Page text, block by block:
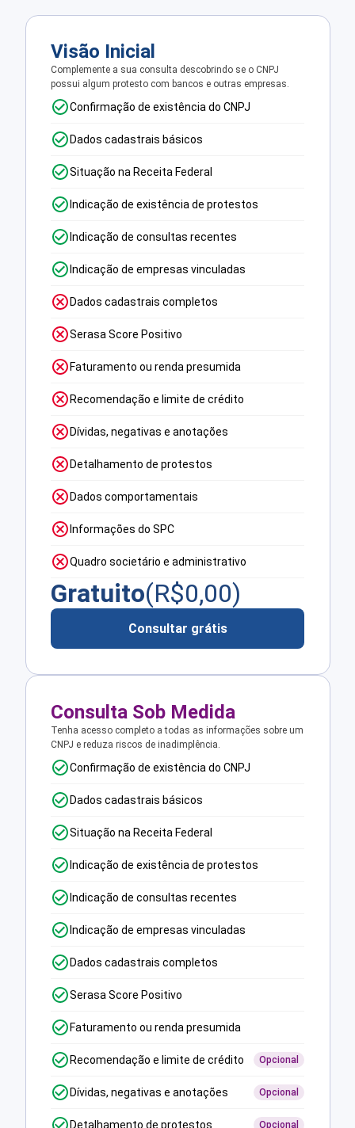
Visão Inicial
Complemente a sua consulta descobrindo se o CNPJ
possui algum protesto com bancos e outras empresas.
Confirmação de existência do CNPJ
Dados cadastrais básicos
Situação na Receita Federal
Indicação de existência de protestos
Indicação de consultas recentes
Indicação de empresas vinculadas
Dados cadastrais completos
Serasa Score Positivo
Faturamento ou renda presumida
Recomendação e limite de crédito
Dívidas, negativas e anotações
Detalhamento de protestos
Dados comportamentais
Informações do SPC
Quadro societário e administrativo
Gratuito(R$0,00)
Consultar grátis
Consulta Sob Medida
Tenha acesso completo a todas as informações sobre um
CNPJ e reduza riscos de inadimplência.
Confirmação de existência do CNPJ
Dados cadastrais básicos
Situação na Receita Federal
Indicação de existência de protestos
Indicação de consultas recentes
Indicação de empresas vinculadas
Dados cadastrais completos
Serasa Score Positivo
Faturamento ou renda presumida
Recomendação e limite de crédito Opcional
Dívidas, negativas e anotações Opcional
Detalhamento de protestos Opcional